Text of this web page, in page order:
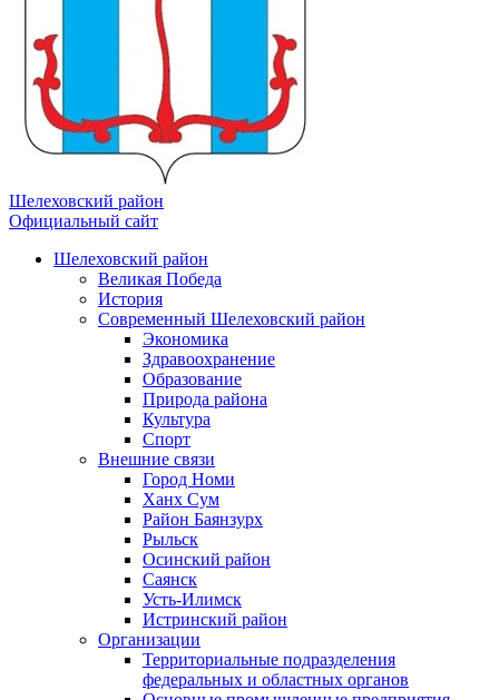
Шелеховский район
Официальный сайт
Шелеховский район
Великая Победа
История
Современный Шелеховский район
Экономика
Здравоохранение
Образование
Природа района
Культура
Спорт
Внешние связи
Город Номи
Ханх Сум
Район Баянзурх
Рыльск
Осинский район
Саянск
Усть-Илимск
Истринский район
Организации
Территориальные подразделения
федеральных и областных органов